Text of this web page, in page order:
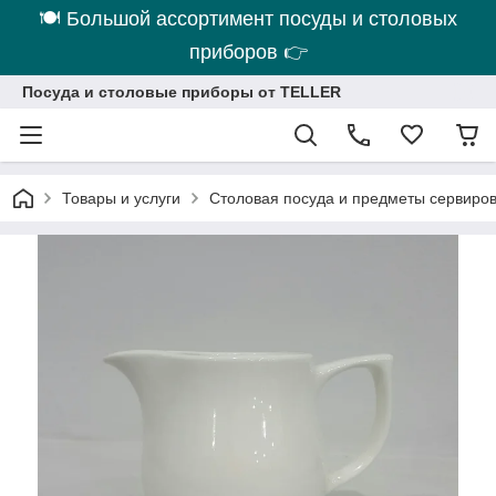
🍽 Большой ассортимент посуды и столовых
приборов 👉
Посуда и столовые приборы от TELLER
Товары и услуги Столовая посуда и предметы